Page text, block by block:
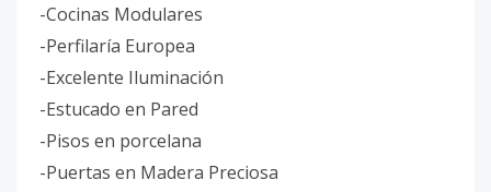
-Cocinas Modulares
-Perfilaría Europea
-Excelente Iluminación
-Estucado en Pared
-Pisos en porcelana
-Puertas en Madera Preciosa